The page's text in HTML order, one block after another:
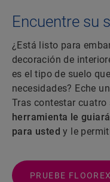
Encuentre su
¿Está listo para
decoración de
es el tipo de suelo
necesidades? Eche
Tras contestar
herramienta le
para usted y le
PRUEBE